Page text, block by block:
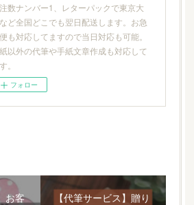
数ナンバー1、レターパックで東京大
ど全国どこでも翌日配送します。お急
も対応してますので当日対応も可能。
以外の代筆や手紙文章作成も対応して
。
フォロー
お客
【代筆サービス】贈り